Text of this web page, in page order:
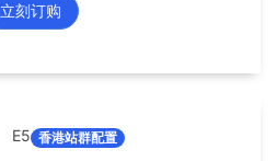
立刻订购
E5 香港站群配置